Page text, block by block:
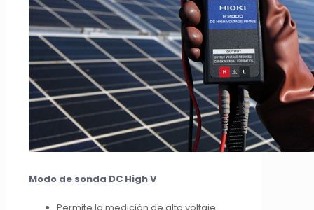
Modo de sonda DC High V
Permite la medición de alto voltaje